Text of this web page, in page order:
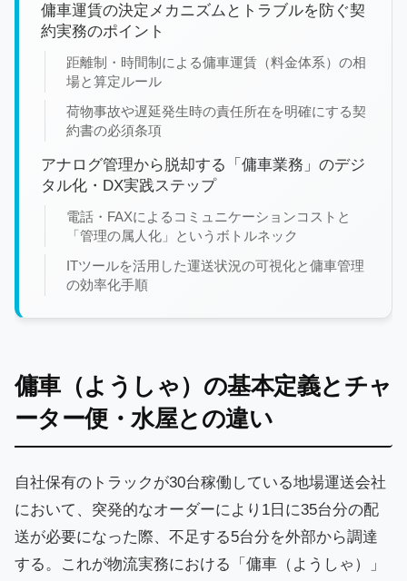
傭車運賃の決定メカニズムとトラブルを防ぐ契
約実務のポイント
距離制・時間制による傭車運賃（料金体系）の相
場と算定ルール
荷物事故や遅延発生時の責任所在を明確にする契
約書の必須条項
アナログ管理から脱却する「傭車業務」のデジ
タル化・DX実践ステップ
電話・FAXによるコミュニケーションコストと
「管理の属人化」というボトルネック
ITツールを活用した運送状況の可視化と傭車管理
の効率化手順
傭車（ようしゃ）の基本定義とチャ
ーター便・水屋との違い
自社保有のトラックが30台稼働している地場運送会社
において、突発的なオーダーにより1日に35台分の配
送が必要になった際、不足する5台分を外部から調達
する。これが物流実務における「傭車（ようしゃ）」